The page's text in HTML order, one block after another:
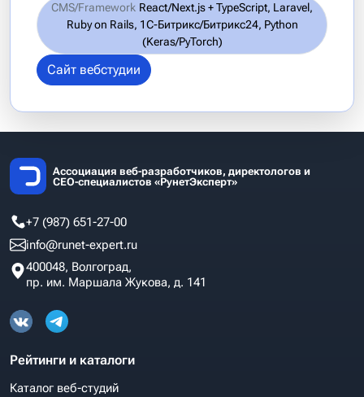
CMS/Framework React/Next.js + TypeScript, Laravel,
Ruby on Rails, 1С-Битрикс/Битрикс24, Python
(Keras/PyTorch)
Сайт вебстудии
Ассоциация веб-разработчиков, директологов и
СЕО-специалистов «РунетЭксперт»
+7 (987) 651-27-00
info@runet-expert.ru
400048, Волгоград,
пр. им. Маршала Жукова, д. 141
Рейтинги и каталоги
Каталог веб-студий